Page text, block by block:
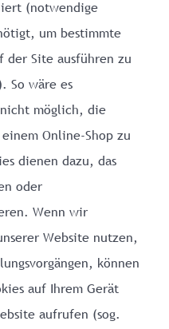
(notwendige
um bestimmte
der Site ausführen zu
So wäre es
möglich, die
Online-Shop zu
dienen dazu, das
oder
Wenn wir
Website nutzen,
können
auf Ihrem Gerät
aufrufen (sog.